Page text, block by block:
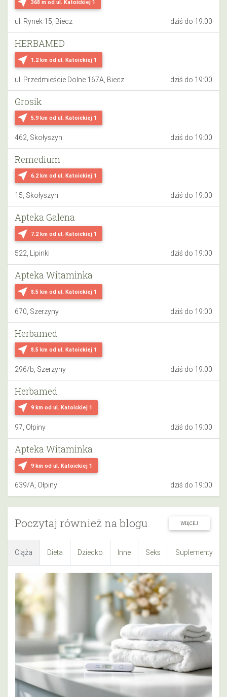
368 m od ul. Katoickiej 1
ul. Rynek 15, Biecz dziś do 19:00
near_me 1.2 km od ul. Katoickiej 1
HERBAMED
ul. Przedmieście Dolne 167A, Biecz dziś do 19:00
near_me 5.9 km od ul. Katoickiej 1
Grosik
462, Skołyszyn dziś do 19:00
near_me 6.2 km od ul. Katoickiej 1
Remedium
15, Skołyszyn dziś do 19:00
near_me 7.2 km od ul. Katoickiej 1
Apteka Galena
522, Lipinki dziś do 19:00
near_me 8.5 km od ul. Katoickiej 1
Apteka Witaminka
670, Szerzyny dziś do 19:00
near_me 8.5 km od ul. Katoickiej 1
Herbamed
296/b, Szerzyny dziś do 19:00
near_me 9 km od ul. Katoickiej 1
Herbamed
97, Ołpiny dziś do 19:00
near_me 9 km od ul. Katoickiej 1
Apteka Witaminka
639/A, Ołpiny dziś do 19:00
Poczytaj również na blogu WIĘCEJ
Ciąża Dieta Dziecko Inne Seks Suplementy